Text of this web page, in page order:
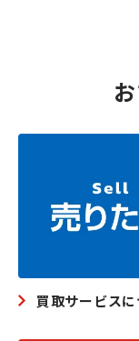
買取サービスに